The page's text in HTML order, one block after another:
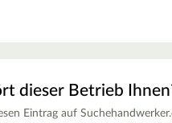
dieser Betrieb
Eintrag auf